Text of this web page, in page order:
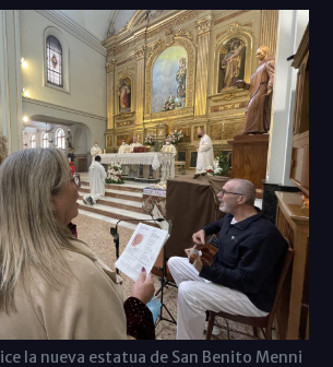
la nueva estatua de San Benito Menni